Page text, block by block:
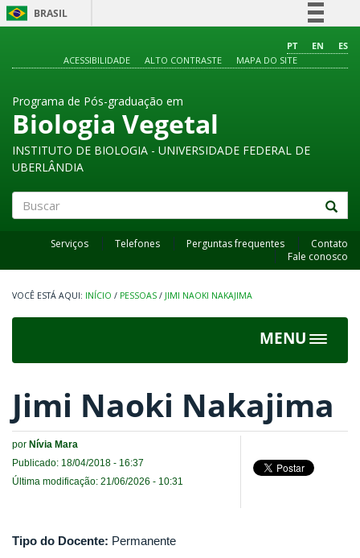
BRASIL
Comunica BR
Acesso à informação
PT EN
ES
ACESSIBILIDADE
ALTO CONTRASTE MAPA DO SITE
Programa de Pós-graduação em
Biologia Vegetal
INSTITUTO DE BIOLOGIA - UNIVERSIDADE FEDERAL DE
UBERLÂNDIA
Serviços Telefones Perguntas frequentes
Contato
Fale conosco
INÍCIO / PESSOAS / JIMI NAOKI NAKAJIMA
MENU
Toggle
Jimi Naoki Nakajima
por Nívia Mara
Publicado: 18/04/2018 - 16:37
Última modificação: 21/06/2026 - 10:31
Tipo do Docente: Permanente